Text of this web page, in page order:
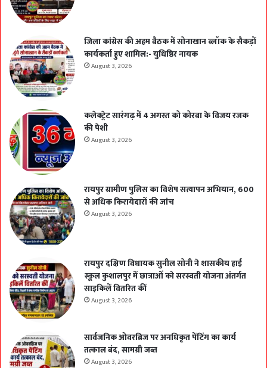
जिला कांग्रेस की अहम बैठक में सोनाखान ब्लॉक के सैकड़ों
कार्यकर्ता हुए शामिल:- युधिष्ठिर नायक
August 3, 2026
कलेक्ट्रेट सारंगढ़ में 4 अगस्त को कोरबा के विजय रजक
की पेशी
August 3, 2026
रायपुर ग्रामीण पुलिस का विशेष सत्यापन अभियान, 600
से अधिक किरायेदारों की जांच
August 3, 2026
रायपुर दक्षिण विधायक सुनील सोनी ने शासकीय हाई
स्कूल कुशालपुर में छात्राओं को सरस्वती योजना अंतर्गत
साइकिलें वितरित कीं
August 3, 2026
सार्वजनिक ओवरब्रिज पर अनधिकृत पेंटिंग का कार्य
तत्काल बंद, सामग्री जब्त
August 3, 2026